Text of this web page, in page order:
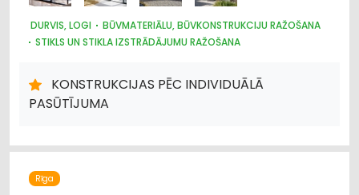
DURVIS, LOGI
BŪVMATERIĀLU, BŪVKONSTRUKCIJU RAŽOŠANA
STIKLS UN STIKLA IZSTRĀDĀJUMU RAŽOŠANA
ATSLĒGAS, SLĒDZENES
KONSTRUKCIJAS PĒC INDIVIDUĀLĀ
PASŪTĪJUMA
Rīga